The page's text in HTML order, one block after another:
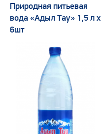
Природная питьевая
вода «Адыл Тау» 1,5 л х
6шт